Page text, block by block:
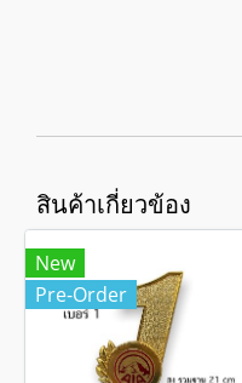
สินค้าเกี่ยวข้อง
New
Pre-Order